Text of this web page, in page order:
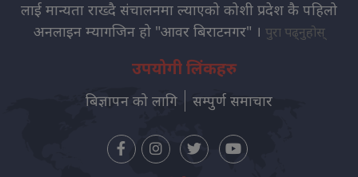
लाई मान्यता राख्दै संचालनमा ल्याएको कोशी प्रदेश कै पहिलो
अनलाइन म्यागजिन हो "आवर बिराटनगर" । पुरा पढ्नुहोस्
उपयोगी लिंकहरु
बिज्ञापन को लागि सम्पुर्ण समाचार